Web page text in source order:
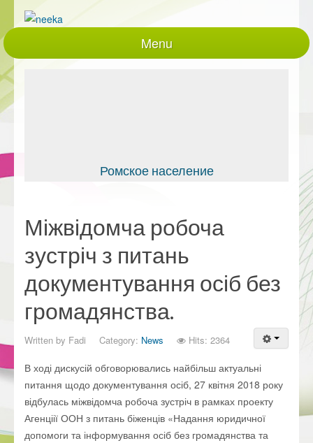
Menu
Контакти
Партнери
працівники
Політики та процедури
Ромское население
Міжвідомча робоча
зустріч з питань
документування осіб без
громадянства.
Written by Fadi Category: News Hits: 2364
В ході дискусій обговорювались найбільш актуальні
питання щодо документування осіб, 27 квітня 2018 року
відбулась міжвідомча робоча зустріч в рамках проекту
Агенціії ООН з питань біженців «Надання юридичної
допомоги та інформування осіб без громадянства та